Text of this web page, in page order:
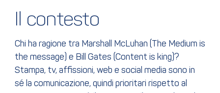
Il contesto
Chi ha ragione tra Marshall McLuhan (The Medium is
the message) e Bill Gates (Content is king)?
Stampa, tv, affissioni, web e social media sono in
sé la comunicazione, quindi prioritari rispetto al